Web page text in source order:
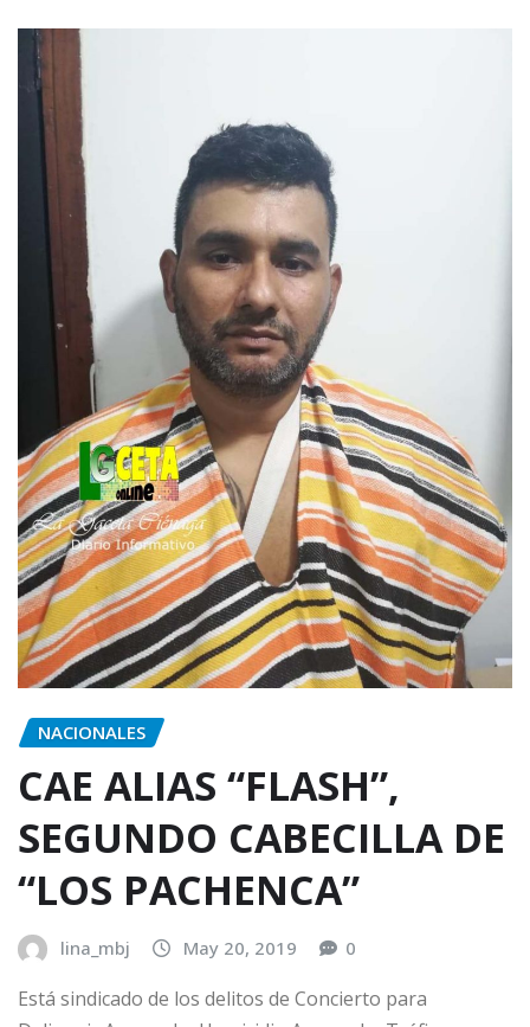
NACIONALES
CAE ALIAS “FLASH”,
SEGUNDO CABECILLA DE
“LOS PACHENCA”
lina_mbj May 20, 2019 0
Está sindicado de los delitos de Concierto para